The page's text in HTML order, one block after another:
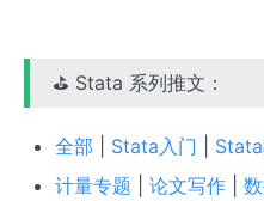
⛳ Stata 系列推文：
全部 Stata入门
计量专题
论文写作|